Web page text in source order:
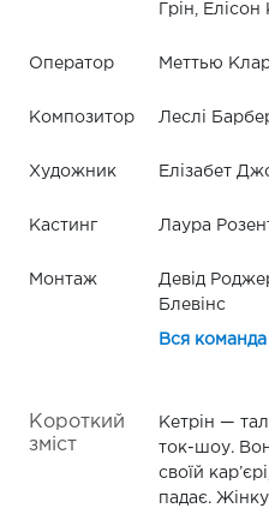
Грін, Елісон
Оператор Меттью
Композитор Леслі
Художник Елізабет
Кастинг Лаура
Монтаж
Девід
Блевінс
Вся команда
Короткий
зміст
Кетрін —
ток-шоу.
своїй
падає.